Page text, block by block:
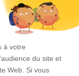
à votre
du site et
Web. Si vous